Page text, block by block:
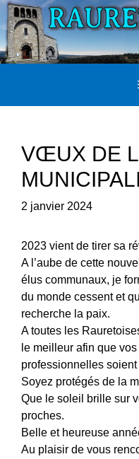
Aller
au
contenu
VŒUX DE
2 janvier 2024
2023 vient de tirer sa
A l’aube de cette
élus communaux, je
du monde cessent et
recherche la paix.
A toutes les
le meilleur afin que
professionnelles
Soyez protégés de la
Que le soleil brille sur
proches.
Belle et heureuse
Au plaisir de vous